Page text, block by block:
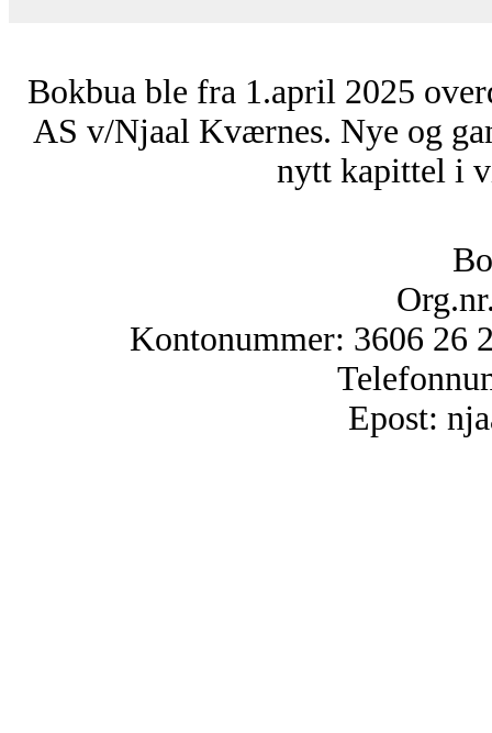
Bokbua ble fra 1.april 2025
AS v/Njaal Kværnes. Nye og
nytt kapittel i
Kontonummer: 3606 26
Epost: